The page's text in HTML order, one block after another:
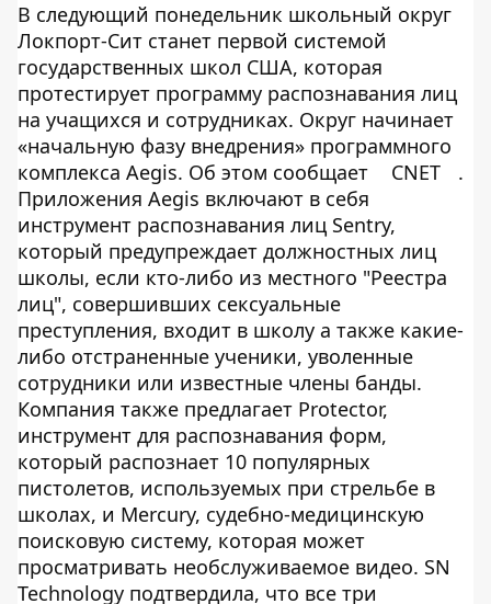
В следующий понедельник школьный округ
Локпорт-Сит станет первой системой
государственных школ США, которая
протестирует программу распознавания лиц
на учащихся и сотрудниках. Округ начинает
«начальную фазу внедрения» программного
комплекса Aegis. Об этом сообщает
CNET
.
Приложения Aegis включают в себя
инструмент распознавания лиц Sentry,
который предупреждает должностных лиц
школы, если кто-либо из местного "Реестра
лиц", совершивших сексуальные
преступления, входит в школу а также какие-
либо отстраненные ученики, уволенные
сотрудники или известные члены банды.
Компания также предлагает Protector,
инструмент для распознавания форм,
который распознает 10 популярных
пистолетов, используемых при стрельбе в
школах, и Mercury, судебно-медицинскую
поисковую систему, которая может
просматривать необслуживаемое видео. SN
Technology подтвердила, что все три